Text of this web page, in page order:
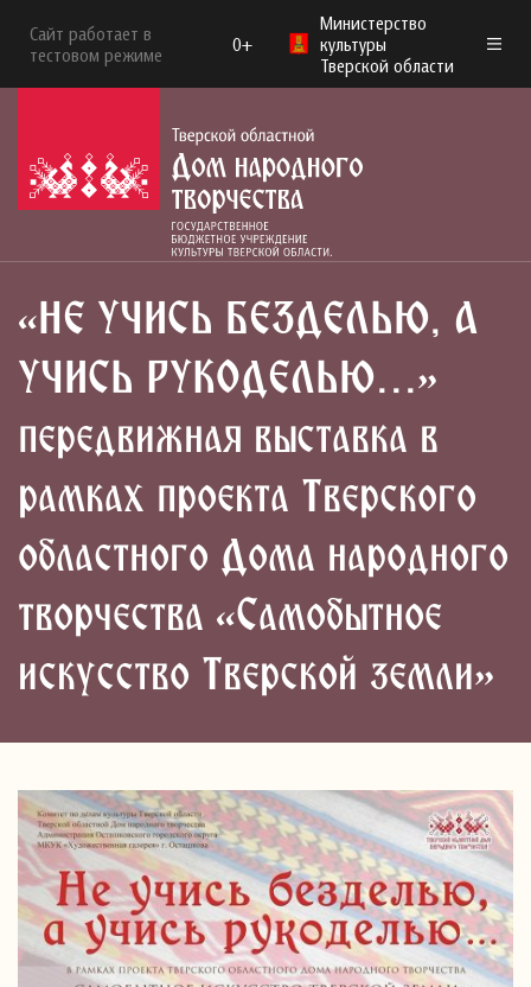
Сайт работает в
тестовом режиме
0+
Министерство
культуры
Тверской области
«НЕ УЧИСЬ БЕЗДЕЛЬЮ, А
УЧИСЬ РУКОДЕЛЬЮ…»
передвижная выставка в
рамках проекта Тверского
областного Дома народного
творчества «Самобытное
искусство Тверской земли»